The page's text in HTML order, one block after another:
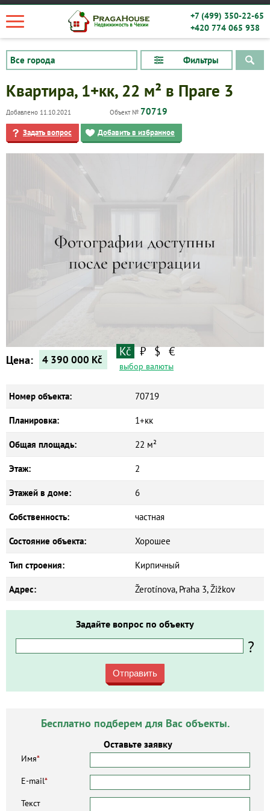
+7 (499) 350-22-65
+420 774 065 938
Фильтры
Квартира, 1+кк, 22 м² в Праге 3
Добавлено 11.10.2021 Объект № 70719
Задать вопрос Добавить в избранное
Цена: 4 390 000 Kč
Kč ₽ $ €
выбор валюты
Номер объекта: 70719
Планировка: 1+кк
Общая площадь: 22 м²
Этаж: 2
Этажей в доме: 6
Собственность: частная
Состояние объекта: Хорошее
Тип строения: Кирпичный
Адрес: Žerotínova, Praha 3, Žižkov
Задайте вопрос по объекту
?
Отправить
Бесплатно подберем для Вас объекты.
Оставьте заявку
Имя*
E-mail*
Текст